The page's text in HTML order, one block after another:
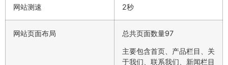
网站测速 2秒
网站页面布局 总共页面数量97
主要包含首页、产品栏目、关
于我们、联系我们、新闻栏目